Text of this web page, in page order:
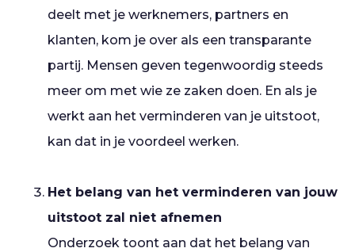
deelt met je werknemers, partners en
klanten, kom je over als een transparante
partij. Mensen geven tegenwoordig steeds
meer om met wie ze zaken doen. En als je
werkt aan het verminderen van je uitstoot,
kan dat in je voordeel werken.
Het belang van het verminderen van jouw
uitstoot zal niet afnemen
Onderzoek toont aan dat het belang van